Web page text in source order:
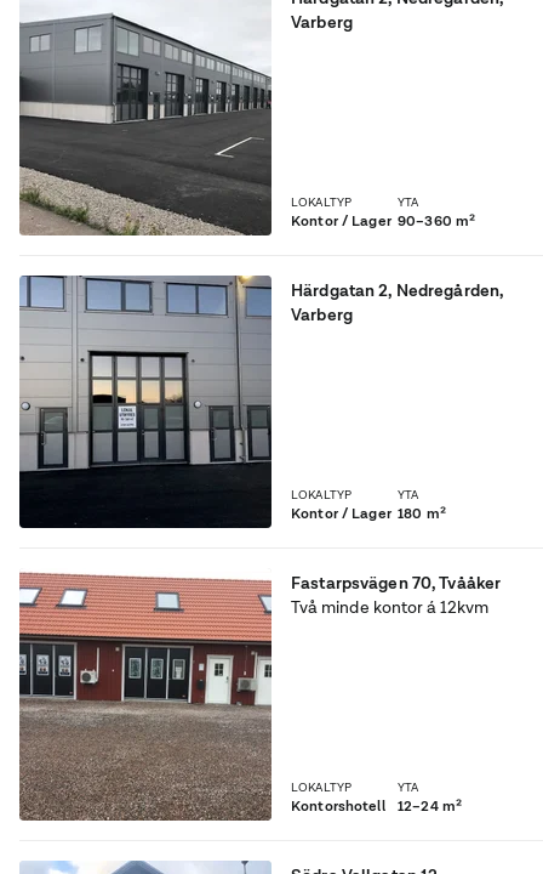
Varberg
LOKALTYP
Kontor / Lager
YTA
90–360 m²
Härdgatan 2, Nedregården,
Varberg
LOKALTYP
Kontor / Lager
YTA
180 m²
Fastarpsvägen 70,Tvååker
Två minde kontor á 12kvm
LOKALTYP
Kontorshotell
YTA
12–24 m²